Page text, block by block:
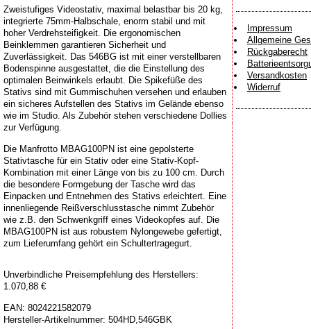
Zweistufiges Videostativ, maximal belastbar bis 20 kg,
integrierte 75mm-Halbschale, enorm stabil und mit
hoher Verdrehsteifigkeit. Die ergonomischen
Beinklemmen garantieren Sicherheit und
Zuverlässigkeit. Das 546BG ist mit einer verstellbaren
Bodenspinne ausgestattet, die die Einstellung des
optimalen Beinwinkels erlaubt. Die Spikefüße des
Stativs sind mit Gummischuhen versehen und erlauben
ein sicheres Aufstellen des Stativs im Gelände ebenso
wie im Studio. Als Zubehör stehen verschiedene Dollies
zur Verfügung.
Die Manfrotto MBAG100PN ist eine gepolsterte
Stativtasche für ein Stativ oder eine Stativ-Kopf-
Kombination mit einer Länge von bis zu 100 cm. Durch
die besondere Formgebung der Tasche wird das
Einpacken und Entnehmen des Stativs erleichtert. Eine
innenliegende Reißverschlusstasche nimmt Zubehör
wie z.B. den Schwenkgriff eines Videokopfes auf. Die
MBAG100PN ist aus robustem Nylongewebe gefertigt,
zum Lieferumfang gehört ein Schultertragegurt.
Unverbindliche Preisempfehlung des Herstellers:
1.070,88 €
EAN: 8024221582079
Hersteller-Artikelnummer: 504HD,546GBK
Impressum
Allgemeine
Rückgaberecht
Versandkosten
Widerruf